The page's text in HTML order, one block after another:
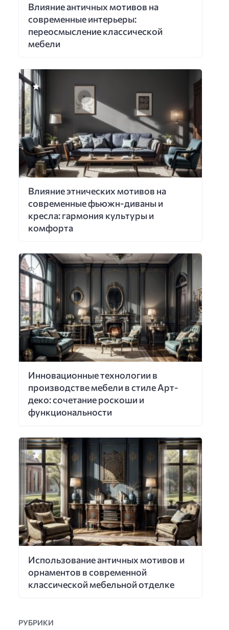
Влияние античных мотивов на
современные интерьеры:
переосмысление классической
мебели
Влияние этнических мотивов на
современные фьюжн-диваны и
кресла: гармония культуры и
комфорта
Инновационные технологии в
производстве мебели в стиле Арт-
деко: сочетание роскоши и
функциональности
Использование античных мотивов и
орнаментов в современной
классической мебельной отделке
РУБРИКИ